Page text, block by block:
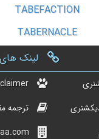
TABEFACTION
TABERNACLE
لینک
ترجمه